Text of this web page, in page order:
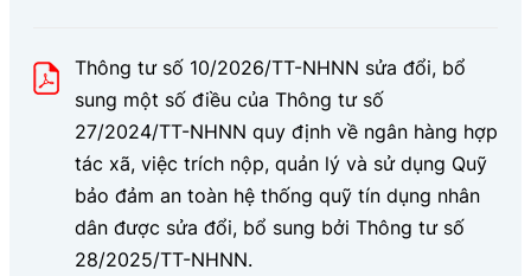
Thông tư số 10/2026/TT-NHNN sửa đổi, bổ
sung một số điều của Thông tư số
27/2024/TT-NHNN quy định về ngân hàng hợp
tác xã, việc trích nộp, quản lý và sử dụng Quỹ
bảo đảm an toàn hệ thống quỹ tín dụng nhân
dân được sửa đổi, bổ sung bởi Thông tư số
28/2025/TT-NHNN.